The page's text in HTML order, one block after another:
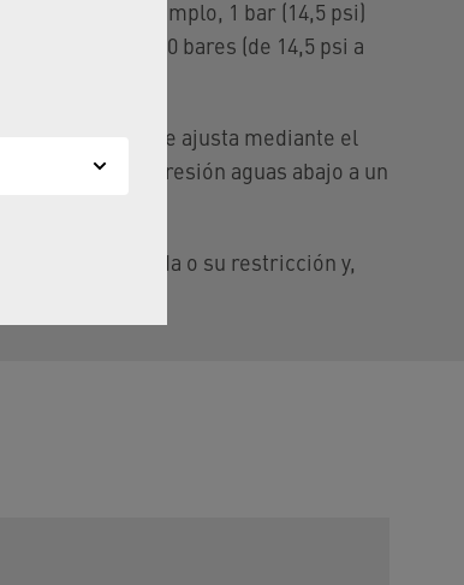
la línea, por ejemplo, 1 bar (14,5 psi)
entre 1 bar y 10 bares (de 14,5 psi a
la apertura se ajusta mediante el
reducir la presión aguas abajo a un
de la salida o su restricción y,